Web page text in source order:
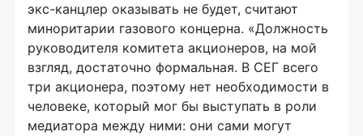
экс-канцлер оказывать не будет, считают
миноритарии газового концерна. «Должность
руководителя комитета акционеров, на мой
взгляд, достаточно формальная. В СЕГ всего
три акционера, поэтому нет необходимости в
человеке, который мог бы выступать в роли
медиатора между ними: они сами могут